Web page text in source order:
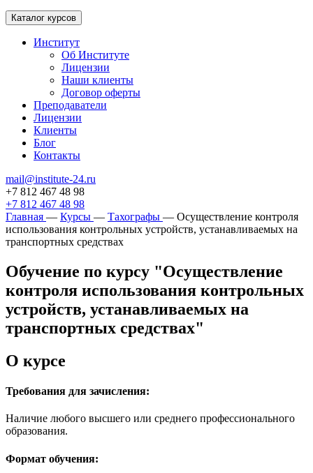
Каталог курсов
Институт
Об Институте
Лицензии
Наши клиенты
Договор оферты
Преподаватели
Лицензии
Клиенты
Блог
Контакты
mail@institute-24.ru
+7 812 467 48 98
+7 812 467 48 98
Главная — Курсы — Тахографы — Осуществление контроля
использования контрольных устройств, устанавливаемых на
транспортных средствах
Обучение по курсу "Осуществление
контроля использования контрольных
устройств, устанавливаемых на
транспортных средствах"
О курсе
Требования для зачисления:
Наличие любого высшего или среднего профессионального
образования.
Формат обучения: